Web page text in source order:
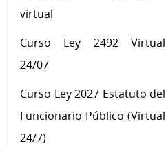
virtual
Curso Ley 2492 Virtual
24/07
Curso Ley 2027 Estatuto del
Funcionario Público (Virtual
24/7)